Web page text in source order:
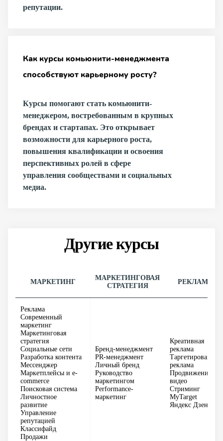
репутации.
Как курсы комьюнити-менеджмента
способствуют карьерному росту?
Курсы помогают стать комьюнити-
менеджером, востребованным в крупных
брендах и стартапах. Это открывает
возможности для карьерного роста,
повышения квалификации и освоения
перспективных ролей в сфере
управления сообществами и социальных
медиа.
Другие курсы
МАРКЕТИНГ
МАРКЕТИНГОВАЯ
СТРАТЕГИЯ
РЕКЛАМА
Реклама
Современный
маркетинг
Маркетинговая
стратегия
Социальные сети
Разработка контента
Мессенджер
Маркетплейсы и e-
commerce
Поисковая система
Личностное
развитие
Управление
репутацией
Классифайд
Продажи
Бренд-менеджмент
PR-менеджмент
Личный бренд
Руководство
маркетингом
Performance-
маркетинг
Креативная
реклама
Таргетированная
реклама
Продвижение
видео
Стриминг
MyTarget
Яндекс Дзен